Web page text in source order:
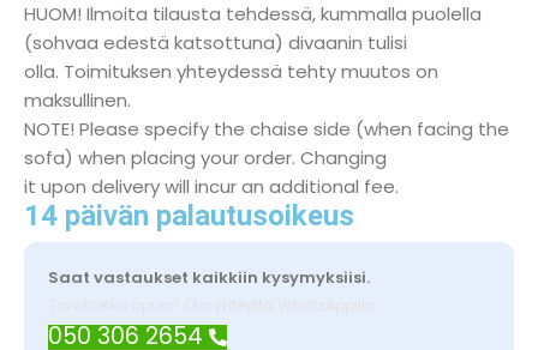
HUOM! Ilmoita tilausta tehdessä, kummalla puolella
(sohvaa edestä katsottuna) divaanin tulisi
olla. Toimituksen yhteydessä tehty muutos on
maksullinen.
NOTE! Please specify the chaise side (when facing the
sofa) when placing your order. Changing
it upon delivery will incur an additional fee.
14 päivän palautusoikeus
Saat vastaukset kaikkiin kysymyksiisi.
Tarvitsetko apua? Ota yhteyttä WhatsAppilla
050 306 2654